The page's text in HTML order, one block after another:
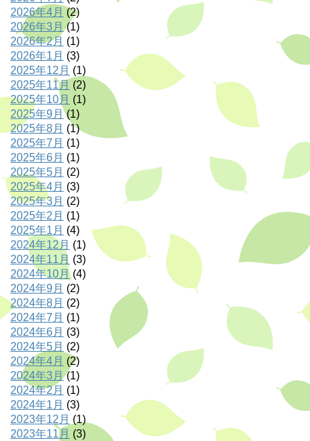
2026年4月 (2)
2026年3月 (1)
2026年2月 (1)
2026年1月 (3)
2025年12月 (1)
2025年11月 (2)
2025年10月 (1)
2025年9月 (1)
2025年8月 (1)
2025年7月 (1)
2025年6月 (1)
2025年5月 (2)
2025年4月 (3)
2025年3月 (2)
2025年2月 (1)
2025年1月 (4)
2024年12月 (1)
2024年11月 (3)
2024年10月(4)
2024年9月 (2)
2024年8月 (2)
2024年7月 (1)
2024年6月 (3)
2024年5月 (2)
2024年4月 (2)
2024年3月(1)
2024年2月 (1)
2024年1月 (3)
2023年12月 (1)
2023年11月 (3)